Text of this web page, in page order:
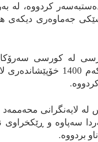
ده‌ستبه‌سه‌ر کردووه‌،
جه‌ماوه‌ری دیکه‌ی
له‌ لایه‌نگرانی
سه‌پاوه‌ و
بردووه‌.